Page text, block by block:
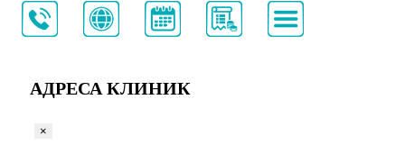
АДРЕСА КЛИНИК
×